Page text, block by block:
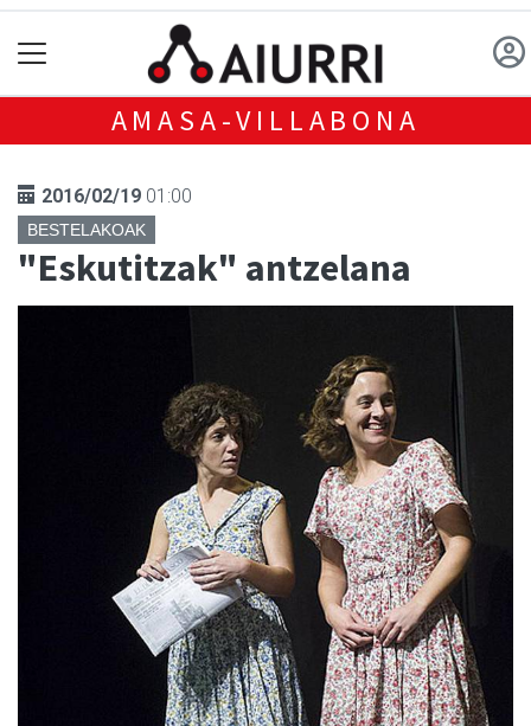
AMASA-VILLABONA
2016/02/19 01:00
BESTELAKOAK
"Eskutitzak" antzelana